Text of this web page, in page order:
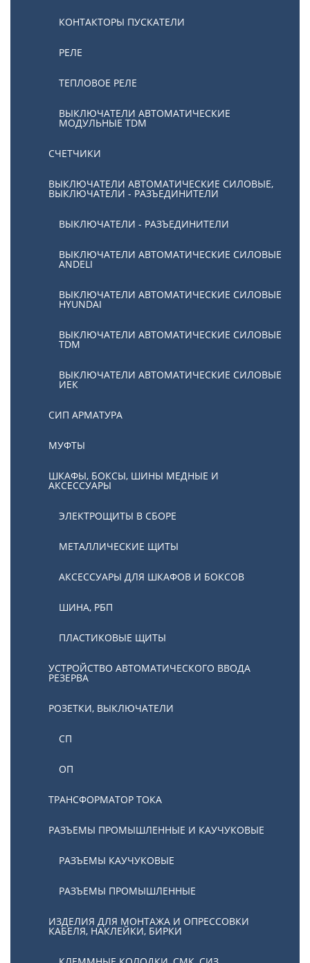
КОНТАКТОРЫ ПУСКАТЕЛИ
РЕЛЕ
ТЕПЛОВОЕ РЕЛЕ
ВЫКЛЮЧАТЕЛИ АВТОМАТИЧЕСКИЕ
МОДУЛЬНЫЕ TDM
СЧЕТЧИКИ
ВЫКЛЮЧАТЕЛИ АВТОМАТИЧЕСКИЕ СИЛОВЫЕ,
ВЫКЛЮЧАТЕЛИ - РАЗЪЕДИНИТЕЛИ
ВЫКЛЮЧАТЕЛИ - РАЗЪЕДИНИТЕЛИ
ВЫКЛЮЧАТЕЛИ АВТОМАТИЧЕСКИЕ СИЛОВЫЕ
ANDELI
ВЫКЛЮЧАТЕЛИ АВТОМАТИЧЕСКИЕ СИЛОВЫЕ
HYUNDAI
ВЫКЛЮЧАТЕЛИ АВТОМАТИЧЕСКИЕ СИЛОВЫЕ
TDM
ВЫКЛЮЧАТЕЛИ АВТОМАТИЧЕСКИЕ СИЛОВЫЕ
ИЕК
СИП АРМАТУРА
МУФТЫ
ШКАФЫ, БОКСЫ, ШИНЫ МЕДНЫЕ И
АКСЕССУАРЫ
ЭЛЕКТРОЩИТЫ В СБОРЕ
МЕТАЛЛИЧЕСКИЕ ЩИТЫ
АКСЕССУАРЫ ДЛЯ ШКАФОВ И БОКСОВ
ШИНА, РБП
ПЛАСТИКОВЫЕ ЩИТЫ
УСТРОЙСТВО АВТОМАТИЧЕСКОГО ВВОДА
РЕЗЕРВА
РОЗЕТКИ, ВЫКЛЮЧАТЕЛИ
СП
ОП
ТРАНСФОРМАТОР ТОКА
РАЗЪЕМЫ ПРОМЫШЛЕННЫЕ И КАУЧУКОВЫЕ
РАЗЪЕМЫ КАУЧУКОВЫЕ
РАЗЪЕМЫ ПРОМЫШЛЕННЫЕ
ИЗДЕЛИЯ ДЛЯ МОНТАЖА И ОПРЕССОВКИ
КАБЕЛЯ, НАКЛЕЙКИ, БИРКИ